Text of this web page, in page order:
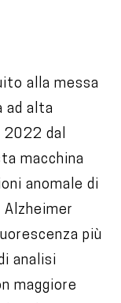
alla messa
ad alta
2022 dal
macchina
anomale di
più
analisi
maggiore